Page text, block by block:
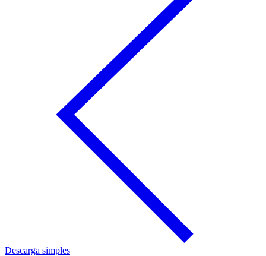
Descarga simples